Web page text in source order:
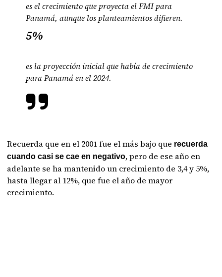
es el crecimiento que proyecta el FMI para
Panamá, aunque los planteamientos difieren.
5%
es la proyección inicial que había de crecimiento
para Panamá en el 2024.
Recuerda que en el 2001 fue el más bajo que recuerda
cuando casi se cae en negativo, pero de ese año en
adelante se ha mantenido un crecimiento de 3,4 y 5%,
hasta llegar al 12%, que fue el año de mayor
crecimiento.